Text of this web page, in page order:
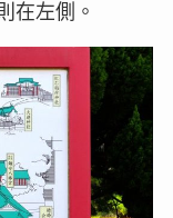
在左側。